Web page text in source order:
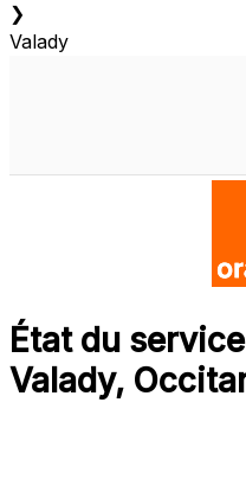
❯
Valady
État du
Valady,